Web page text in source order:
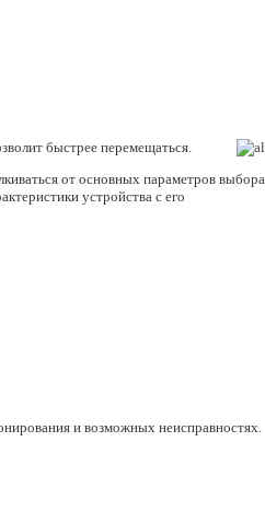
быстрее перемещаться.
от основных параметров выбора.
устройства с его
и возможных неисправностях.